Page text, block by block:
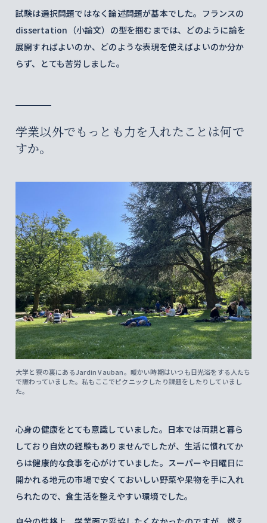
試験は選択問題ではなく論述問題が基本でした。フランスの
dissertation（小論文）の型を掴むまでは、どのように論を
展開すればよいのか、どのような表現を使えばよいのか分か
らず、とても苦労しました。
学業以外でもっとも力を入れたことは何で
すか。
大学と寮の裏にあるJardin Vauban。暖かい時期はいつも日光浴をする人たち
で賑わっていました。私もここでピクニックしたり課題をしたりしていまし
た。
心身の健康をとても意識していました。日本では両親と暮ら
しており自炊の経験もありませんでしたが、生活に慣れてか
らは健康的な食事を心がけていました。スーパーや日曜日に
開かれる地元の市場で安くておいしい野菜や果物を手に入れ
られたので、食生活を整えやすい環境でした。